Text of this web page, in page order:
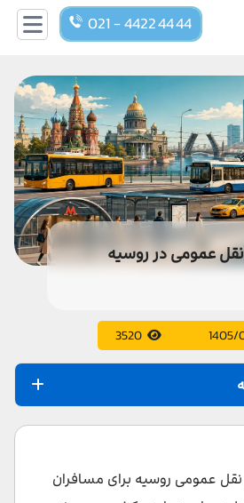
021 - 4422 44 44
عمومی در روسیه
1405/
روسیه
عمومی روسیه برای مسافران